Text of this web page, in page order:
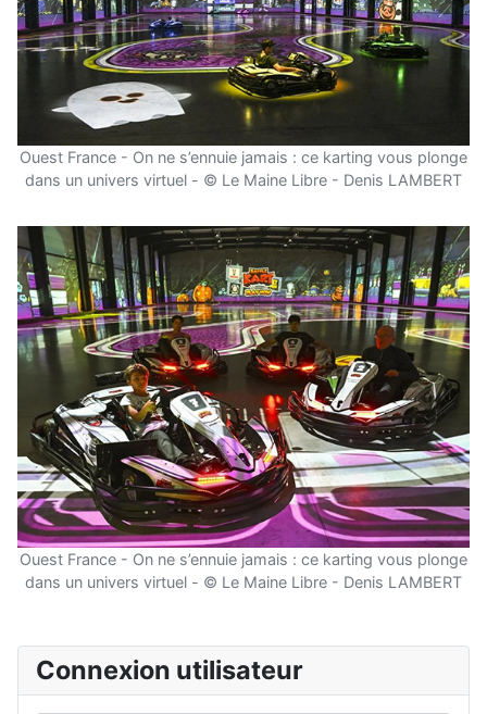
Connexion utilisateur
Ouest France - On ne s’ennuie jamais : ce karting vous plonge
dans un univers virtuel - © Le Maine Libre - Denis LAMBERT
Ouest France - On ne s’ennuie jamais : ce karting vous plonge
dans un univers virtuel - © Le Maine Libre - Denis LAMBERT